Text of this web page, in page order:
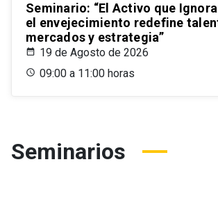
Seminario: “El Activo que
el envejecimiento redefine
mercados y estrategia”
19 de Agosto de 2026
09:00 a 11:00 horas
Seminarios